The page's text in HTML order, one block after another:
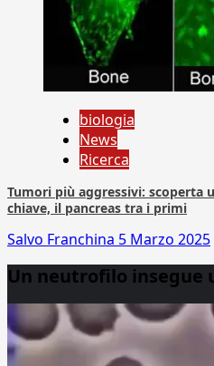
biologia
News
Ricerca
Tumori più aggressivi: scoperta
chiave, il pancreas tra i primi
Salvo Franchina 5 Marzo 2025
Un neutrofilo insegue
Player